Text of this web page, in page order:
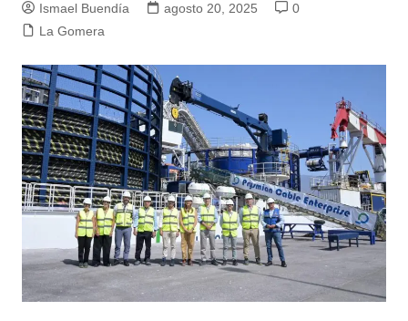
Ismael Buendía agosto 20, 2025
0
La Gomera